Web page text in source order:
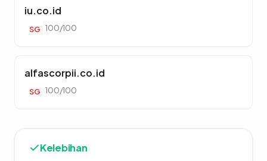
iu.co.id
SG 100/100
alfascorpii.co.id
SG 100/100
Kelebihan